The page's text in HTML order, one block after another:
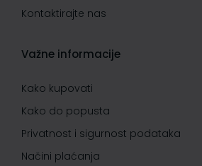
Kontaktirajte nas
Važne informacije
Kako kupovati
Kako do popusta
Privatnost i sigurnost podataka
Načini plaćanja